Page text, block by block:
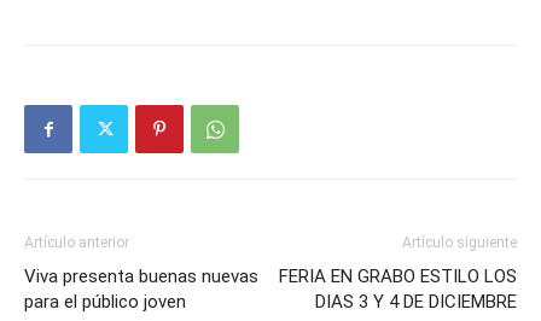
Artículo anterior
Viva presenta buenas nuevas
para el público joven
Artículo siguiente
FERIA EN GRABO ESTILO LOS